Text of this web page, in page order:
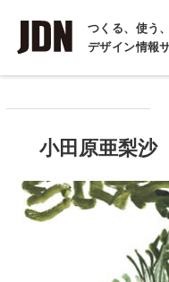
つくる、使う
デザイン情報
INTERVIEW
インタビュー
コラム
小田原亜梨沙